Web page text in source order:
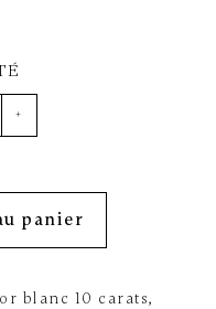
+
panier
blanc 10 carats,